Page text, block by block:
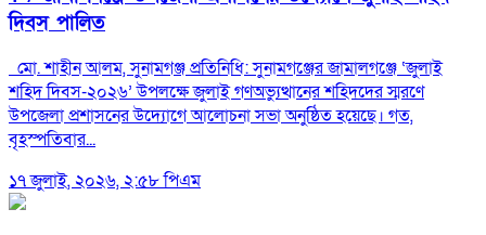
দিবস পালিত
মো. শাহীন আলম, সুনামগঞ্জ প্রতিনিধি: সুনামগঞ্জের জামালগঞ্জে ‘জুলাই
শহিদ দিবস-২০২৬’ উপলক্ষে জুলাই গণঅভ্যুত্থানের শহিদদের স্মরণে
উপজেলা প্রশাসনের উদ্যোগে আলোচনা সভা অনুষ্ঠিত হয়েছে। গত,
বৃহস্পতিবার...
১৭ জুলাই, ২০২৬, ২:৫৮ পিএম